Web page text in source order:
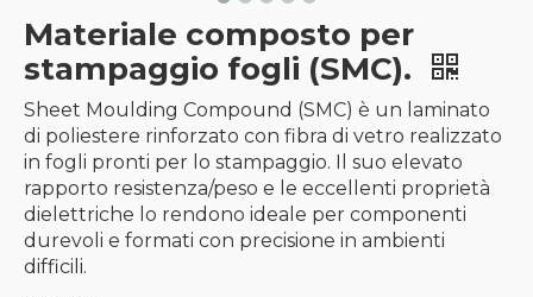
Materiale composto per
stampaggio fogli (SMC).
Sheet Moulding Compound (SMC) è un laminato
di poliestere rinforzato con fibra di vetro realizzato
in fogli pronti per lo stampaggio. Il suo elevato
rapporto resistenza/peso e le eccellenti proprietà
dielettriche lo rendono ideale per componenti
durevoli e formati con precisione in ambienti
difficili.